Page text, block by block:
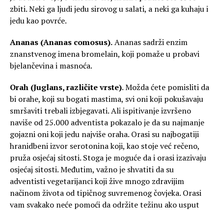
zbiti. Neki ga ljudi jedu sirovog u salati, a neki ga kuhaju i
jedu kao povrće.
Ananas (Ananas comosus).Ananas sadrži enzim
znanstvenog imena bromelain, koji pomaže u probavi
bjelančevina i masnoća.
Orah (Juglans, različite vrste). Možda ćete pomisliti da
bi orahe, koji su bogati mastima, svi oni koji pokušavaju
smršaviti trebali izbjegavati. Ali ispitivanje izvršeno
naviše od 25.000 adventista pokazalo je da su najmanje
gojazni oni koji jedu najviše oraha. Orasi su najbogatiji
hranidbeni izvor serotonina koji, kao stoje već rečeno,
pruža osjećaj sitosti. Stoga je moguće da i orasi izazivaju
osjećaj sitosti. Međutim, važno je shvatiti da su
adventisti vegetarijanci koji žive mnogo zdravijim
načinom života od tipičnog suvremenog čovjeka. Orasi
vam svakako neće pomoći da održite težinu ako usput